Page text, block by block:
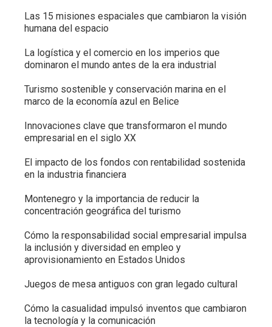
Las 15 misiones espaciales que cambiaron la visión
humana del espacio
La logística y el comercio en los imperios que
dominaron el mundo antes de la era industrial
Turismo sostenible y conservación marina en el
marco de la economía azul en Belice
Innovaciones clave que transformaron el mundo
empresarial en el siglo XX
El impacto de los fondos con rentabilidad sostenida
en la industria financiera
Montenegro y la importancia de reducir la
concentración geográfica del turismo
Cómo la responsabilidad social empresarial impulsa
la inclusión y diversidad en empleo y
aprovisionamiento en Estados Unidos
Juegos de mesa antiguos con gran legado cultural
Cómo la casualidad impulsó inventos que cambiaron
la tecnología y la comunicación